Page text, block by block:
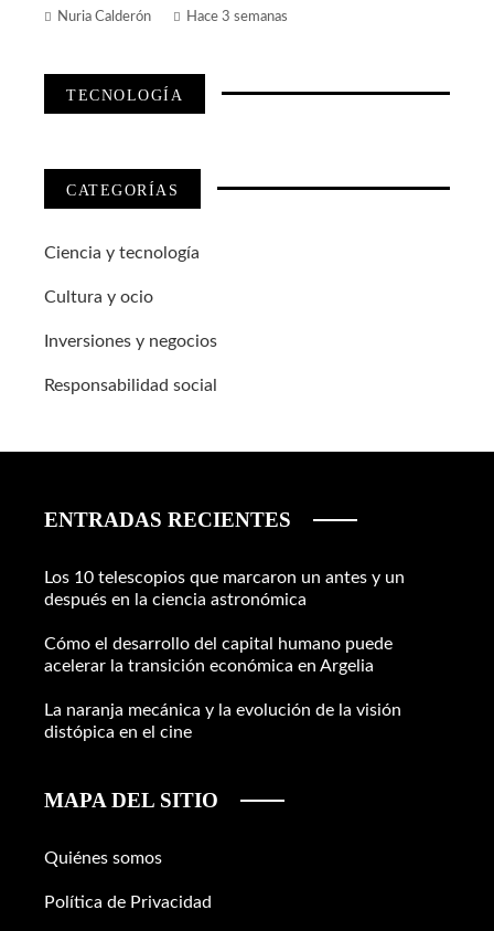
Nuria Calderón Hace 3 semanas
TECNOLOGÍA
CATEGORÍAS
Ciencia y tecnología
Cultura y ocio
Inversiones y negocios
Responsabilidad social
ENTRADAS RECIENTES
Los 10 telescopios que marcaron un antes y un
después en la ciencia astronómica
Cómo el desarrollo del capital humano puede
acelerar la transición económica en Argelia
La naranja mecánica y la evolución de la visión
distópica en el cine
MAPA DEL SITIO
Quiénes somos
Política de Privacidad